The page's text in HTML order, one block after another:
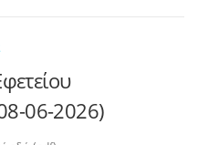
06-2026)